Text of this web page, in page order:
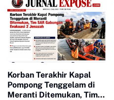
Korban Terakhir Kapal
Pompong Tenggelam di
Meranti Ditemukan, Tim